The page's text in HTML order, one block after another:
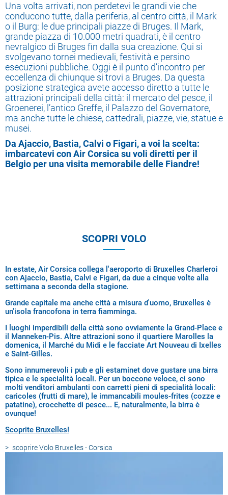
Una volta arrivati, non perdetevi le grandi vie che
conducono tutte, dalla periferia, al centro città, il Mark
o il Burg: le due principali piazze di Bruges. Il Mark,
grande piazza di 10.000 metri quadrati, è il centro
nevralgico di Bruges fin dalla sua creazione. Qui si
svolgevano tornei medievali, festività e persino
esecuzioni pubbliche. Oggi è il punto d’incontro per
eccellenza di chiunque si trovi a Bruges. Da questa
posizione strategica avete accesso diretto a tutte le
attrazioni principali della città: il mercato del pesce, il
Groenerei, l’antico Greffe, il Palazzo del Governatore,
ma anche tutte le chiese, cattedrali, piazze, vie, statue e
musei.
Da Ajaccio, Bastia, Calvi o Figari, a voi la scelta:
imbarcatevi con Air Corsica su voli diretti per il
Belgio per una visita memorabile delle Fiandre!
SCOPRI VOLO
In estate, Air Corsica collega l'aeroporto di Bruxelles Charleroi
con Ajaccio, Bastia, Calvi e Figari, da due a cinque volte alla
settimana a seconda della stagione.
Grande capitale ma anche città a misura d'uomo, Bruxelles è
un'isola francofona in terra fiamminga.
I luoghi imperdibili della città sono ovviamente la Grand-Place e
il Manneken-Pis. Altre attrazioni sono il quartiere Marolles la
domenica, il Marché du Midi e le facciate Art Nouveau di Ixelles
e Saint-Gilles.
Sono innumerevoli i pub e gli estaminet dove gustare una birra
tipica e le specialità locali. Per un boccone veloce, ci sono
molti venditori ambulanti con carretti pieni di specialità locali:
caricoles (frutti di mare), le immancabili moules-frites (cozze e
patatine), crocchette di pesce... E, naturalmente, la birra è
ovunque!
Scoprite Bruxelles!
scoprireVolo Bruxelles - Corsica